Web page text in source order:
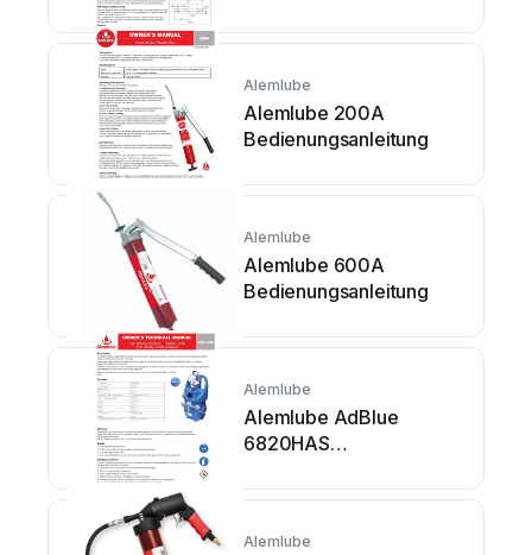
Alemlube
Alemlube 200A
Bedienungsanleitung
Alemlube
Alemlube 600A
Bedienungsanleitung
Alemlube
Alemlube AdBlue
6820HAS
Alemlube